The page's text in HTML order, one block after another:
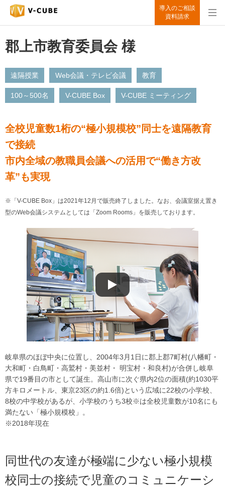
導入のご相談
資料請求
郡上市教育委員会 様
遠隔授業 Web会議・テレビ会議 教育
100～500名 V-CUBE Box V-CUBE ミーティング
全校児童数1桁の“極小規模校”同士を遠隔教育
で接続
市内全域の教職員会議への活用で“働き方改
革”も実現
※「V-CUBE Box」は2021年12月で販売終了しました。なお、会議室据え置き
型のWeb会議システムとしては「Zoom Rooms」を販売しております。
岐阜県のほぼ中央に位置し、2004年3月1日に郡上郡7町村(八幡町・
大和町・白鳥町・高鷲村・美並村・ 明宝村・和良村)が合併し岐阜
県で19番目の市として誕生。高山市に次ぐ県内2位の面積(約1030平
方キロメートル、東京23区の約1.6倍)という広域に22校の小学校、
8校の中学校があるが、小学校のうち3校※は全校児童数が10名にも
満たない「極小規模校」。
※2018年現在
同世代の友達が極端に少ない極小規模
校同士の接続で児童のコミュニケーシ